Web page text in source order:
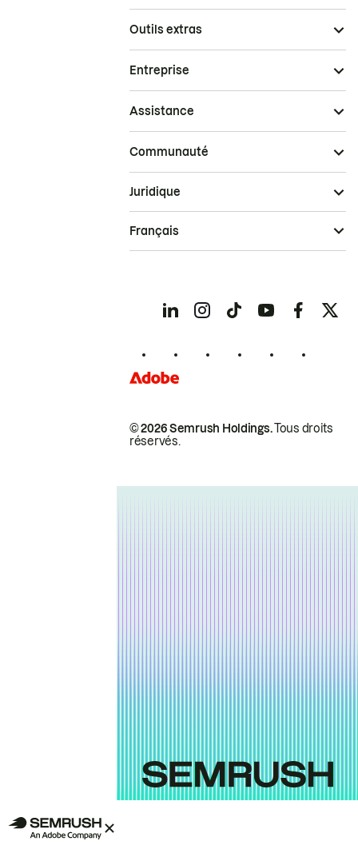
Outils extras
Entreprise
Assistance
Communauté
© 2026 Semrush Holdings.Tous droits
réservés.
Juridique
Français